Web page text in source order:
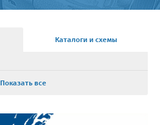
Каталоги и схемы
Показать все